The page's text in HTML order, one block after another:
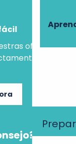
ofertas e
en tu